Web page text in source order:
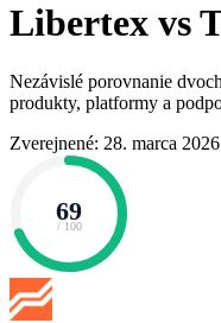
Libertex vs
Nezávislé porovnanie
produkty, platformy a
Zverejnené: 28. marca 2026
69
/ 100